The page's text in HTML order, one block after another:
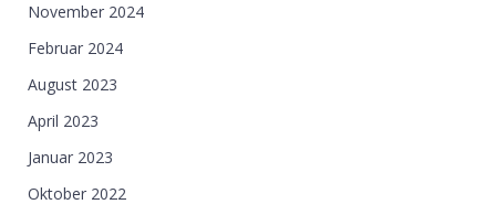
November 2024
Februar 2024
August 2023
April 2023
Januar 2023
Oktober 2022